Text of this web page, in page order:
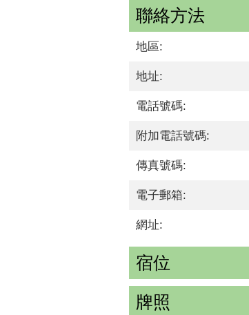
聯絡方法
地區:
地址:
電話號碼:
附加電話號碼:
傳真號碼:
電子郵箱:
網址:
宿位
牌照